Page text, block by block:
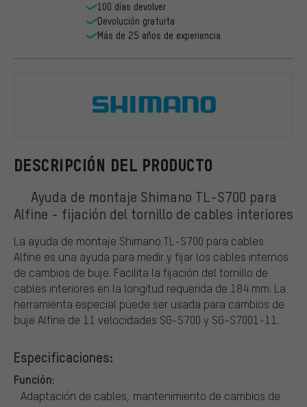
DESCRIPCIÓN DEL PRODUCTO
Ayuda de montaje Shimano TL-S700 para
Alfine - fijación del tornillo de cables interiores
La ayuda de montaje Shimano TL-S700 para cables
Alfine es una ayuda para medir y fijar los cables internos
de cambios de buje. Facilita la fijación del tornillo de
cables interiores en la longitud requerida de 184 mm. La
herramienta especial puede ser usada para cambios de
buje Alfine de 11 velocidades SG-S700 y SG-S7001-11.
Especificaciones:
Función:
Adaptación de cables, mantenimiento de cambios de
100 días devolver
Devolución gratuita
Más de 25 años de experiencia
Shimano